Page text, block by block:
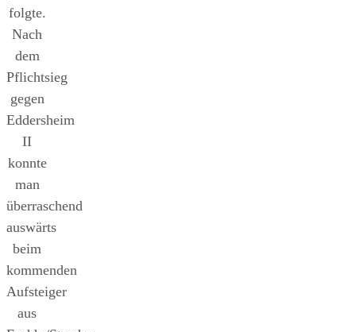
folgte.
Nach
dem
Pflichtsieg
gegen
Eddersheim
II
konnte
man
überraschend
auswärts
beim
kommenden
Aufsteiger
aus